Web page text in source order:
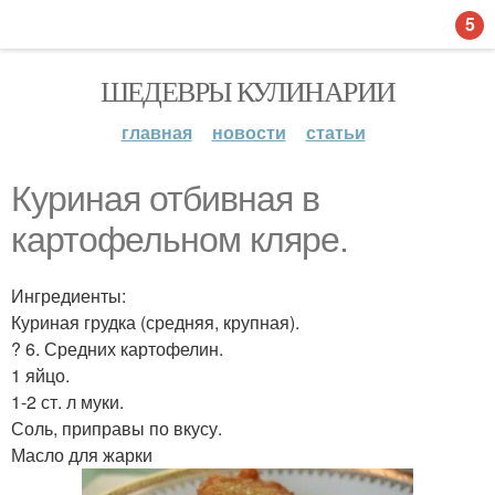
ШЕДЕВРЫ КУЛИНАРИИ
главная новости статьи
Куриная отбивная в
картофельном кляре.
Ингредиенты:
Куриная грудка (средняя, крупная).
? 6. Средних картофелин.
1 яйцо.
1-2 ст. л муки.
Соль, приправы по вкусу.
Масло для жарки
5